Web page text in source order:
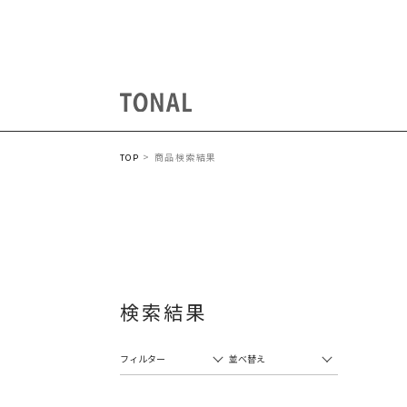
TOP 商品検索結果
検索結果
フィルター 並べ替え